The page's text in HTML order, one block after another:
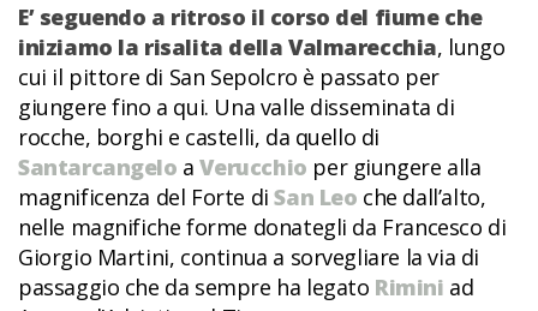
E’ seguendo a ritroso il corso del fiume che
iniziamo la risalita della Valmarecchia, lungo
cui il pittore di San Sepolcro è passato per
giungere fino a qui. Una valle disseminata di
rocche, borghi e castelli, da quello di
Santarcangelo aVerucchio per giungere alla
magnificenza del Forte diSan Leo che dall’alto,
nelle magnifiche forme donategli da Francesco di
Giorgio Martini, continua a sorvegliare la via di
passaggio che da sempre ha legato Rimini ad